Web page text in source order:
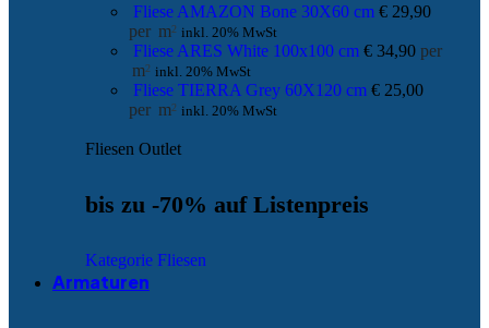
Fliese AMAZON Bone 30X60 cm € 29,90
per m2 inkl. 20% MwSt
Fliese ARES White 100x100 cm € 34,90 per
m2 inkl. 20% MwSt
Fliese TIERRA Grey 60X120 cm € 25,00
per m2 inkl. 20% MwSt
Fliesen Outlet
bis zu -70% auf Listenpreis
Kategorie Fliesen
Armaturen